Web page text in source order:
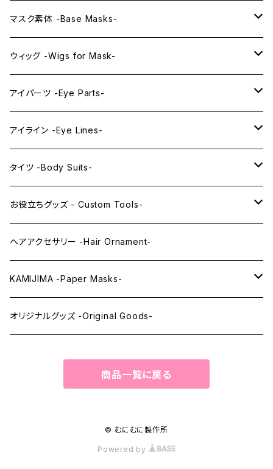
プレミアムマスク素体-Premium base masks-
プレミアムウィッグ -Premium Wigs-
プレミアムレンズアイ -Premium Lens eye-
KAWAII EX series
KAWAII series
IDOL series
PRINCESS series
KAWAII Little series
マスク素体 -Base Masks-
アニメマスク -Anime Masks-
ドールマスク -Doll Masks-
ウィッグ -Wigs for Mask-
ロング -Long-
ミドル -Middle-
アイパーツ -Eye Parts-
レンズアイ -Lens Eyes-
レンズアイ
レンズアイEX
クリスタルアイ -Crystal Eyes-
アイライン -Eye Lines-
アイラインステッカー -Eye Line Stickers-
まゆ毛 -Eyebrows-
まつ毛 -Eyelash-
タイツ -Body Suits-
全身タイツ -Full Body Suits-
上半身タイツ -Upper Body Suits-
お役立ちグッズ - Custom Tools-
カスタム用品 -Custom Tools-
ウィッグメンテナンス -Wig Maintenance-
ヘアアクセサリー -Hair Ornament-
KAMIJIMA -Paper Masks-
ペーパーマスク -Paper Masks-
オリジナルグッズ -Original Goods-
商品一覧に戻る
© むにむに製作所
Powered by